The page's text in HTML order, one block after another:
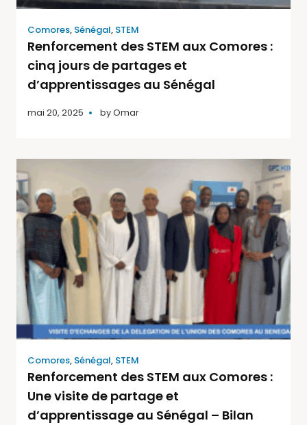
Comores, Sénégal, STEM
Renforcement des STEM aux Comores :
cinq jours de partages et
d’apprentissages au Sénégal
mai 20, 2025 byOmar
Comores, Sénégal, STEM
Renforcement des STEM aux Comores :
Une visite de partage et
d’apprentissage au Sénégal – Bilan